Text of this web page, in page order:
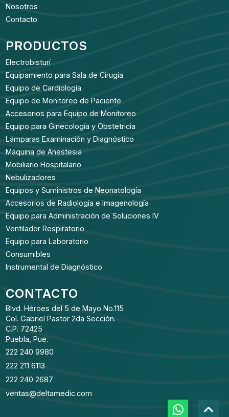
Nosotros
Contacto
PRODUCTOS
Electrobisturí
Equipamiento para Sala de Cirugía
Equipo de Cardiología
Equipo de Monitoreo de Paciente
Accesorios para Equipo de Monitoreo
Equipo para Ginecología y Obstetricia
Lámparas Examinación y Diagnóstico
Máquina de Anestesia
Mobiliario Hospitalario
Nebulizadores
Equipos y Suministros de Neonatología
Accesorios de Radiología e Imagenología
Equipo para Administración de Soluciones IV
Ventilador Respiratorio
Equipo para Laboratorio
Consumibles
Instrumental de Diagnóstico
CONTACTO
Blvd. Héroes del 5 de Mayo No.115
Col. Gabriel Pastor 2da Sección.
C.P. 72425
Puebla, Pue.
222 240 9980
222 211 6113
222 240 2687
ventas@deltamedic.com